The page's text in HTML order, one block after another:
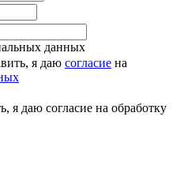
данных
я даю согласие на
я даю согласие на обработку